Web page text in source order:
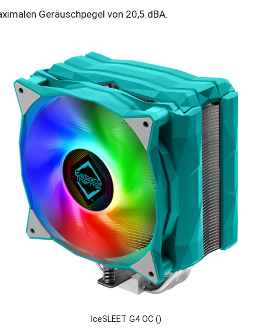
Geräuschpegel von 20,5 dBA.
IceSLEET G4 OC ()